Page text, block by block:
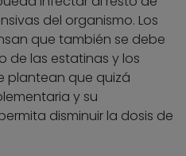
del organismo. Los
que también se debe
de las estatinas y los
plantean que quizá
y su
disminuir la dosis de